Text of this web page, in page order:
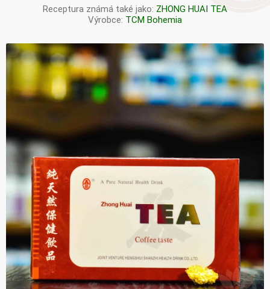
Receptura známá také jako: ZHONG HUAI TEA
Výrobce: TCM Bohemia